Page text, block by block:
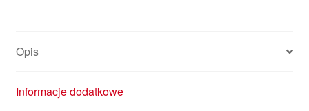
Opis
Informacje dodatkowe